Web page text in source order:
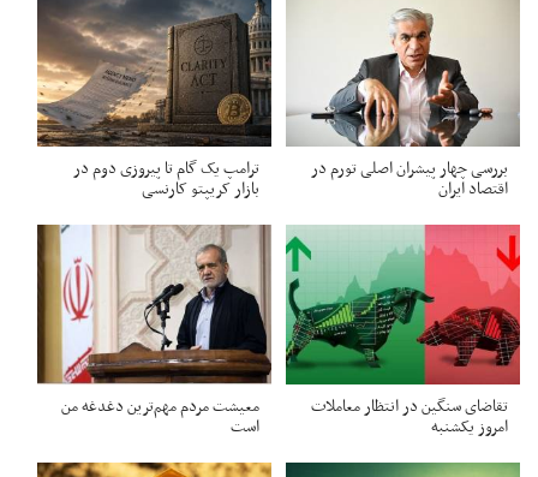
بررسی چهار پیشران اصلی تورم در
اقتصاد ایران
ترامپ یک گام تا پیروزی دوم در
بازار کریپتو کارنسی
تقاضای سنگین در انتظار معاملات
امروز یکشنبه
معیشت مردم مهم‌ترین دغدغه من
است